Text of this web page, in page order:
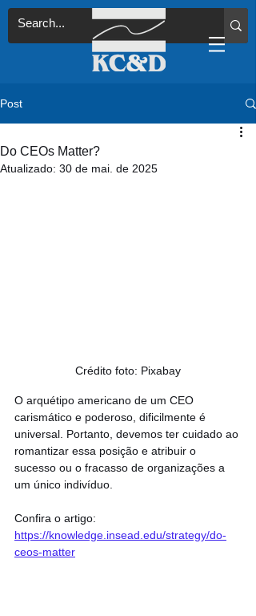
Post
Do CEOs Matter?
Atualizado: 30 de mai. de 2025
Crédito foto: Pixabay
O arquétipo americano de um CEO
carismático e poderoso, dificilmente é
universal. Portanto, devemos ter cuidado ao
romantizar essa posição e atribuir o
sucesso ou o fracasso de organizações a
um único indivíduo.
Confira o artigo:
https://knowledge.insead.edu/strategy/do-
ceos-matter